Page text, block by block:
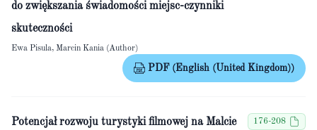
do zwiększania świadomości miejsc-czynniki
skuteczności
Ewa Pisula, Marcin Kania (Author)
PDF (English (United Kingdom))
Potencjał rozwoju turystyki filmowej na Malcie
176-208